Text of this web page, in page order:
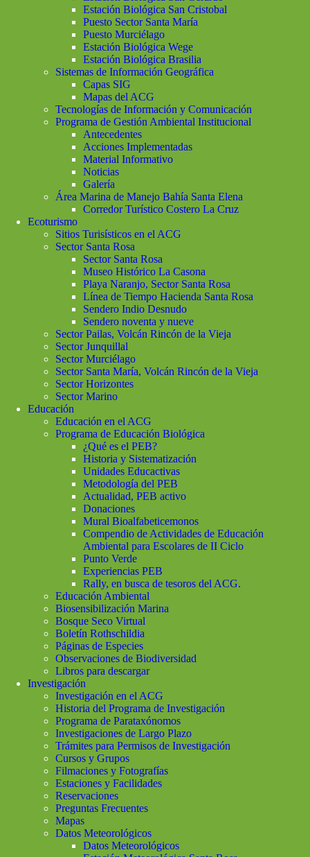
Estación Biológica San Cristobal
Puesto Sector Santa María
Puesto Murciélago
Estación Biológica Wege
Estación Biológica Brasilia
Sistemas de Información Geográfica
Capas SIG
Mapas del ACG
Tecnologías de Información y Comunicación
Programa de Gestión Ambiental Institucional
Antecedentes
Acciones Implementadas
Material Informativo
Noticias
Galería
Área Marina de Manejo Bahía Santa Elena
Corredor Turístico Costero La Cruz
Ecoturismo
Sitios Turisísticos en el ACG
Sector Santa Rosa
Sector Santa Rosa
Museo Histórico La Casona
Playa Naranjo, Sector Santa Rosa
Línea de Tiempo Hacienda Santa Rosa
Sendero Indio Desnudo
Sendero noventa y nueve
Sector Pailas, Volcán Rincón de la Vieja
Sector Junquillal
Sector Murciélago
Sector Santa María, Volcán Rincón de la Vieja
Sector Horizontes
Sector Marino
Educación
Educación en el ACG
Programa de Educación Biológica
¿Qué es el PEB?
Historia y Sistematización
Unidades Educactivas
Metodología del PEB
Actualidad, PEB activo
Donaciones
Mural Bioalfabeticemonos
Compendio de Actividades de Educación
Ambiental para Escolares de II Ciclo
Punto Verde
Experiencias PEB
Rally, en busca de tesoros del ACG.
Educación Ambiental
Biosensibilización Marina
Bosque Seco Virtual
Boletín Rothschildia
Páginas de Especies
Observaciones de Biodiversidad
Libros para descargar
Investigación
Investigación en el ACG
Historia del Programa de Investigación
Programa de Parataxónomos
Investigaciones de Largo Plazo
Trámites para Permisos de Investigación
Cursos y Grupos
Filmaciones y Fotografías
Estaciones y Facilidades
Reservaciones
Preguntas Frecuentes
Mapas
Datos Meteorológicos
Datos Meteorológicos